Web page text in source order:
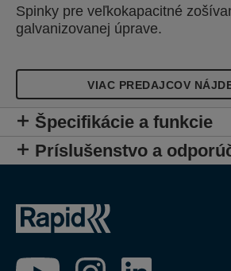
Spinky pre veľkokapacitné
galvanizovanej úprave.
VIAC PREDAJCOV
Špecifikácie a funkcie
Príslušenstvo a